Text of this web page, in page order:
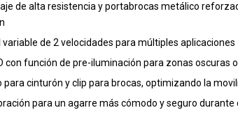
de alta resistencia y portabrocas metálico
variable de 2 velocidades para múltiples aplicaciones
con función de pre-iluminación para zonas oscuras
para cinturón y clip para brocas, optimizando la
para un agarre más cómodo y seguro durante